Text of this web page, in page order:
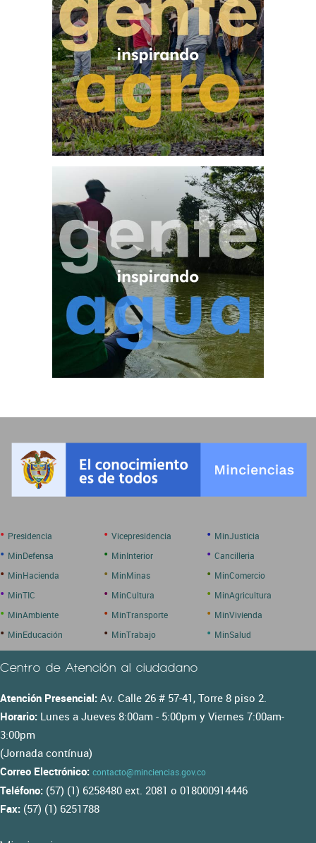
• Presidencia • Vicepresidencia • MinJusticia
• MinDefensa • MinInterior • Cancilleria
• MinHacienda • MinMinas • MinComercio
• MinTIC • MinCultura • MinAgricultura
• MinAmbiente • MinTransporte • MinVivienda
• MinEducación • MinTrabajo • MinSalud
Centro de Atención al ciudadano
Atención Presencial: Av. Calle 26 # 57-41, Torre 8 piso 2.
Horario: Lunes a Jueves 8:00am - 5:00pm y Viernes 7:00am-
3:00pm
(Jornada contínua)
Correo Electrónico: contacto@minciencias.gov.co
Teléfono: (57) (1) 6258480 ext. 2081 o 018000914446
Fax: (57) (1) 6251788